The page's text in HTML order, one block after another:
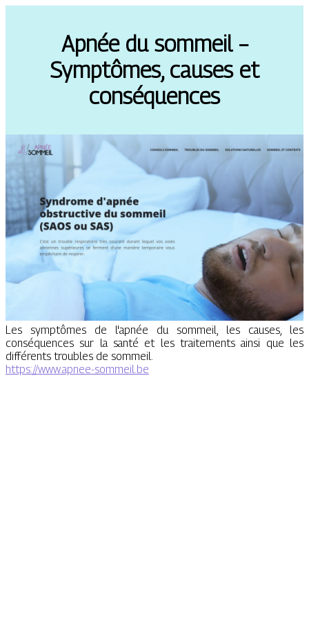
Apnée du sommeil –
Symptômes, causes et
conséquences
Les symptômes de l'apnée du sommeil, les causes, les
conséquences sur la santé et les traitements ainsi que les
différents troubles de sommeil.
https://www.apnee-sommeil.be